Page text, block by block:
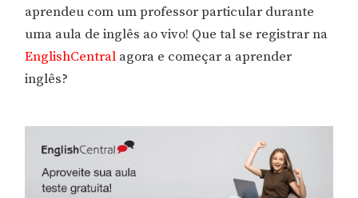
aprendeu com um professor particular durante
uma aula de inglês ao vivo! Que tal se registrar na
EnglishCentral agora e começar a aprender
inglês?